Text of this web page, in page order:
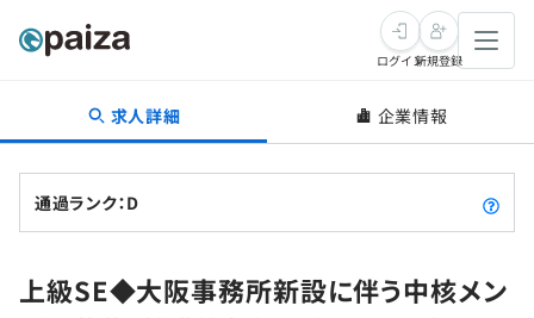
転職・キャリア
転職成功ガイド
インタビュー
新卒就活
求人検索
学習
ログイン新規登録
求人詳細 企業情報
通過ランク：D
上級SE◆大阪事務所新設に伴う中核メン